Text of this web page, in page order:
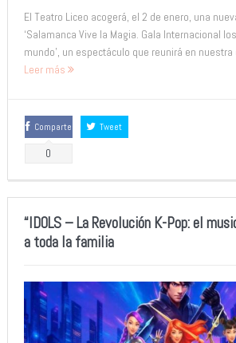
El Teatro Liceo acogerá, el 2 de enero, una
‘Salamanca Vive la Magia. Gala Internacional
mundo’, un espectáculo que reunirá en nuestra
Leer más
Comparte
0
Tweet
“IDOLS – La Revolución K-Pop: el
a toda la familia